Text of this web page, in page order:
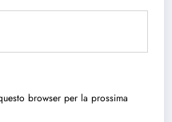
browser per la prossima